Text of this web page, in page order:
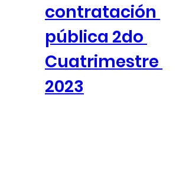
contratación
pública 2do
Cuatrimestre
2023